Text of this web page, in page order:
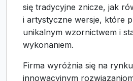
się tradycyjne znicze, jak
i artystyczne wersje, które
unikalnym wzornictwem i
wykonaniem.
Firma wyróżnia się na
innowacyjnym